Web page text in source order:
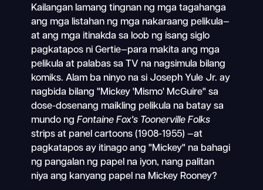
Kailangan lamang tingnan ng mga tagahanga
ang mga listahan ng mga nakaraang pelikula—
at ang mga itinakda sa loob ng isang siglo
pagkatapos ni Gertie—para makita ang mga
pelikula at palabas sa TV na nagsimula bilang
komiks. Alam ba ninyo na si Joseph Yule Jr. ay
nagbida bilang "Mickey 'Mismo' McGuire" sa
dose-dosenang maikling pelikula na batay sa
mundo ng Fontaine Fox's Toonerville Folks
strips at panel cartoons (1908-1955) —at
pagkatapos ay itinago ang "Mickey" na bahagi
ng pangalan ng papel na iyon, nang palitan
niya ang kanyang papel na Mickey Rooney?